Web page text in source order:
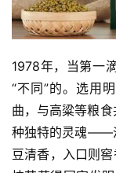
1978年，当第一
“不同”的。选用
曲，与高粱等粮
种独特的灵魂——
豆清香，入口则